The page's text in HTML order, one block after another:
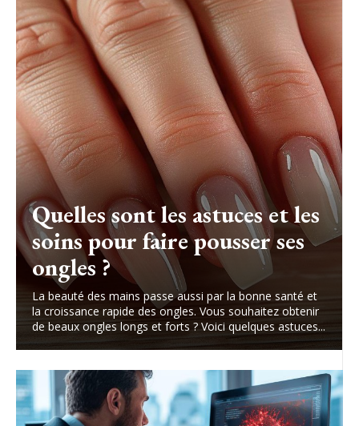
Quelles sont les astuces et les
soins pour faire pousser ses
ongles ?
La beauté des mains passe aussi par la bonne santé et
la croissance rapide des ongles. Vous souhaitez obtenir
de beaux ongles longs et forts ? Voici quelques astuces...